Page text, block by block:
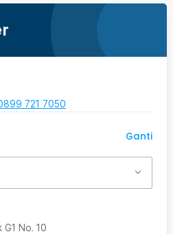
721 7050
Ganti
G1 No. 10